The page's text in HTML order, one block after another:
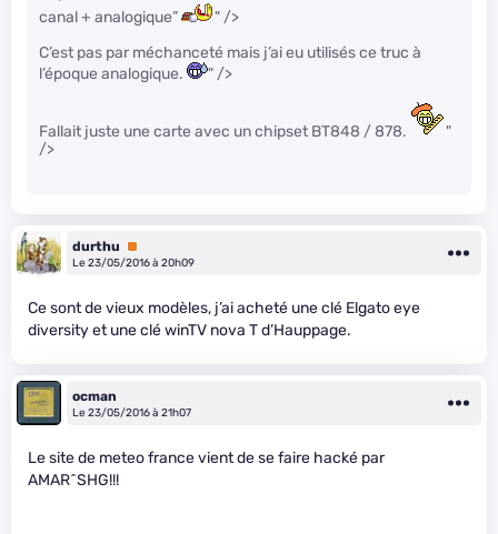
canal + analogique”
" />
C’est pas par méchanceté mais j’ai eu utilisés ce truc à
l’époque analogique.
" />
Fallait juste une carte avec un chipset BT848 / 878.
"
/>
durthu
Premium
Le 23/05/2016 à 20h09
Ce sont de vieux modèles, j’ai acheté une clé Elgato eye
diversity et une clé winTV nova T d’Hauppage.
ocman
Le 23/05/2016 à 21h07
Le site de meteo france vient de se faire hacké par
AMAR^SHG!!!